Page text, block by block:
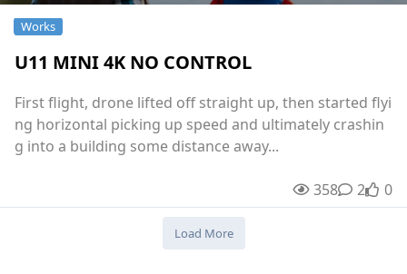
U11 MINI 4K NO CONTROL
Works
First flight, drone lifted off straight up, then started flyi
ng horizontal picking up speed and ultimately crashin
g into a building some distance away...
358 22 0
Load More